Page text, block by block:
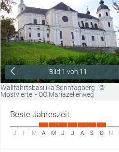
Wallfahrtsbasilika Sonntagberg , ©
Mostviertel - OÖ Mariazellerweg
Bild 1 von 11
Beste Jahreszeit
J F M A M J J A S O N